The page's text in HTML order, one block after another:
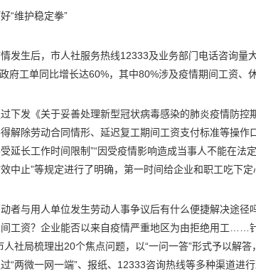
“维护稳定拳”
发生后，市人社服务热线12333及业务部门电话咨询量
府工单同比增长达60%，其中80%涉及疫情期间工资、
下发《关于妥善处理新型冠状病毒感染的肺炎疫情防控
解除劳动合同情形、延迟复工期间工资支付标准等操作
延长工作时间限制”“因受疫情影响造成当事人不能在法
中止”等规定进行了明确，第一时间给企业和职工吃下定
者与用人单位发生劳动人事争议后有什么便捷解决途径
工资？企业能否以来自疫情严重地区为由拒绝用工……
人社局梳理出20个焦点问题，以“一问一答”形式予以解
“两微一网一端”、报纸、12333咨询热线等多种渠道进